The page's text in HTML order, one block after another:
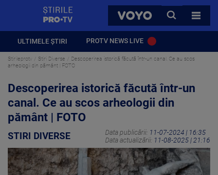
VOYO
CAUTA
TOATE
ULTIMELE ȘTIRI PROTV NEWS LIVE
Stirileprotv Stiri Diverse
Descoperirea istorică făcută într-un canal. Ce au scos
arheologii din pământ | FOTO
Descoperirea istorică făcută într-un
canal. Ce au scos arheologii din
pământ | FOTO
STIRI DIVERSE Data publicării: 11-07-2024 | 16:35
Data actualizării: 11-08-2025 | 21:16